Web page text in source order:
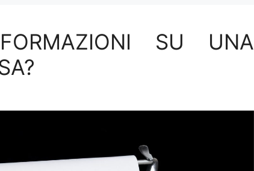
SU UNA